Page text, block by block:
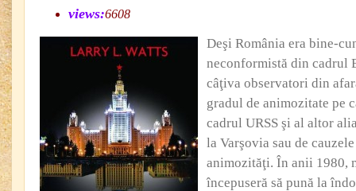
views:6608
Deşi România era bine-
neconformistă din cadrul
câţiva observatori din
gradul de animozitate pe
cadrul URSS şi al altor
la Varşovia sau de
animozităţi. În anii 1980,
începuseră să pună la